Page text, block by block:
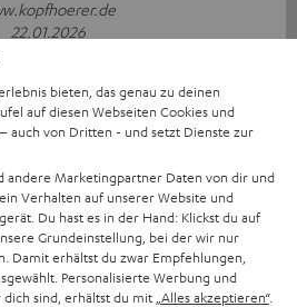
22.01.2026
sportlich bleiben“
22.01.2026
bieten, das genau zu deinen
auf diesen Webseiten Cookies und
auch von Dritten - und setzt Dienste zur
andere Marketingpartner Daten von dir und
Verhalten auf unserer Website und
Du hast es in der Hand: Klickst du auf
Grundeinstellung, bei der wir nur
Damit erhältst du zwar Empfehlungen,
Personalisierte Werbung und
sind, erhältst du mit „Alles akzeptieren“.